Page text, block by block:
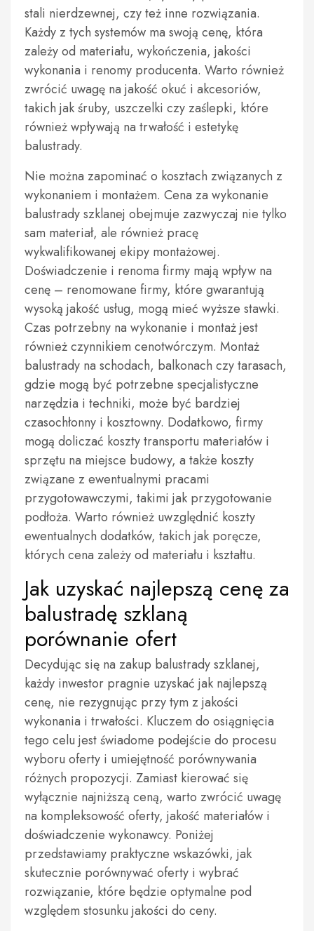
stali nierdzewnej, czy też inne rozwiązania.
Każdy z tych systemów ma swoją cenę, która
zależy od materiału, wykończenia, jakości
wykonania i renomy producenta. Warto również
zwrócić uwagę na jakość okuć i akcesoriów,
takich jak śruby, uszczelki czy zaślepki, które
również wpływają na trwałość i estetykę
balustrady.
Nie można zapominać o kosztach związanych z
wykonaniem i montażem. Cena za wykonanie
balustrady szklanej obejmuje zazwyczaj nie tylko
sam materiał, ale również pracę
wykwalifikowanej ekipy montażowej.
Doświadczenie i renoma firmy mają wpływ na
cenę – renomowane firmy, które gwarantują
wysoką jakość usług, mogą mieć wyższe stawki.
Czas potrzebny na wykonanie i montaż jest
również czynnikiem cenotwórczym. Montaż
balustrady na schodach, balkonach czy tarasach,
gdzie mogą być potrzebne specjalistyczne
narzędzia i techniki, może być bardziej
czasochłonny i kosztowny. Dodatkowo, firmy
mogą doliczać koszty transportu materiałów i
sprzętu na miejsce budowy, a także koszty
związane z ewentualnymi pracami
przygotowawczymi, takimi jak przygotowanie
podłoża. Warto również uwzględnić koszty
ewentualnych dodatków, takich jak poręcze,
których cena zależy od materiału i kształtu.
Jak uzyskać najlepszą cenę za
balustradę szklaną
porównanie ofert
Decydując się na zakup balustrady szklanej,
każdy inwestor pragnie uzyskać jak najlepszą
cenę, nie rezygnując przy tym z jakości
wykonania i trwałości. Kluczem do osiągnięcia
tego celu jest świadome podejście do procesu
wyboru oferty i umiejętność porównywania
różnych propozycji. Zamiast kierować się
wyłącznie najniższą ceną, warto zwrócić uwagę
na kompleksowość oferty, jakość materiałów i
doświadczenie wykonawcy. Poniżej
przedstawiamy praktyczne wskazówki, jak
skutecznie porównywać oferty i wybrać
rozwiązanie, które będzie optymalne pod
względem stosunku jakości do ceny.